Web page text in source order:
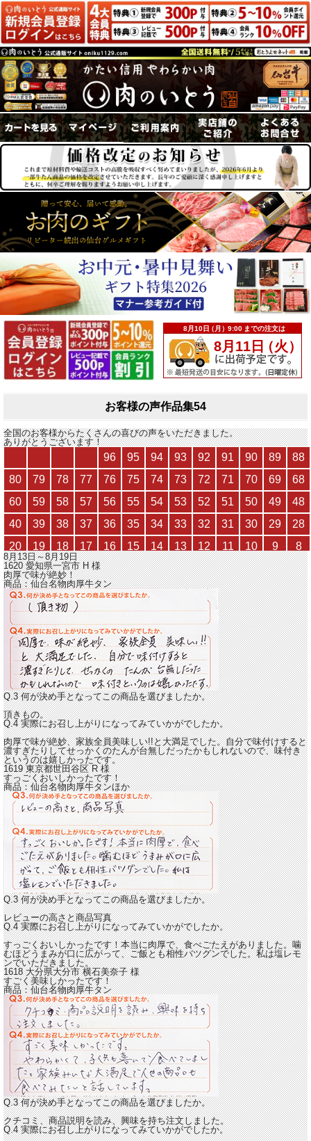
お客様の声作品集54
全国のお客様からたくさんの喜びの声をいただきました。
ありがとうございます！
8月13日～8月19日
1620 愛知県一宮市H様
肉厚で味が絶妙！
商品：仙台名物肉厚牛タン
Q.3 何が決め手となってこの商品を選びましたか。
頂きもの。
Q.4 実際にお召し上がりになってみていかがでしたか。
肉厚で味が絶妙、家族全員美味しい!!と大満足でした。自分で味付けすると
濃すぎたりしてせっかくのたんが台無しだったかもしれないので、味付き
というのは嬉しかったです。
1619 東京都世田谷区R様
すっごくおいしかったです！
商品：仙台名物肉厚牛タンほか
Q.3 何が決め手となってこの商品を選びましたか。
レビューの高さと商品写真
Q.4 実際にお召し上がりになってみていかがでしたか。
すっごくおいしかったです！本当に肉厚で、食べごたえがありました。噛
むほどうまみが口に広がって、ご飯とも相性バツグンでした。私は塩レモ
ンでいただきました。
1618 大分県大分市横石美奈子様
すごく美味しかったです！
商品：仙台名物肉厚牛タン
Q.3 何が決め手となってこの商品を選びましたか。
クチコミ、商品説明を読み、興味を持ち注文しました。
Q.4 実際にお召し上がりになってみていかがでしたか。